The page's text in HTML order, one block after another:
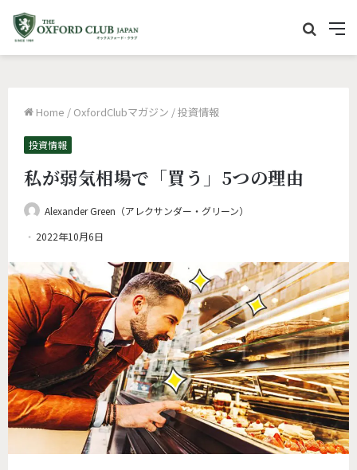
M
e
イ
Home / OxfordClubマガジン /投資情報
投資情報
私が弱気相場で「買う」5つの理由
Alexander Green（アレクサンダー・グリーン）
2022年10月6日